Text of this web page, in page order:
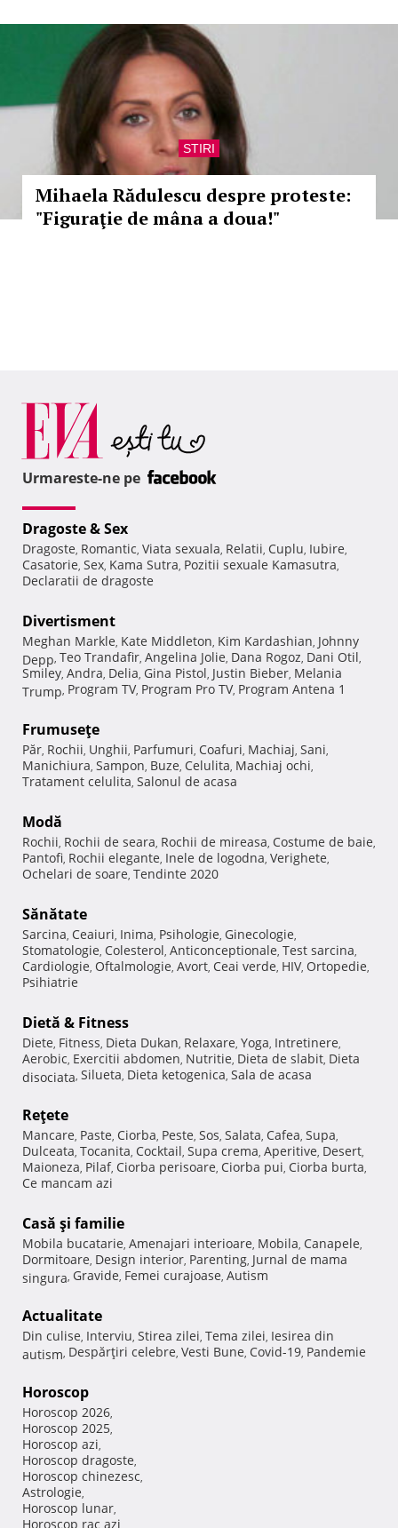
STIRI
Mihaela Rădulescu despre proteste:
"Figuraţie de mâna a doua!"
Urmareste-ne pe
Dragoste & Sex
Dragoste, Romantic, Viata sexuala, Relatii, Cuplu, Iubire,
Casatorie, Sex, Kama Sutra, Pozitii sexuale Kamasutra,
Declaratii de dragoste
Divertisment
Meghan Markle, Kate Middleton, Kim Kardashian, Johnny
Depp, Teo Trandafir, Angelina Jolie, Dana Rogoz, Dani Otil,
Smiley, Andra, Delia, Gina Pistol, Justin Bieber, Melania
Trump, Program TV, Program Pro TV, Program Antena 1
Frumuseţe
Păr, Rochii, Unghii, Parfumuri, Coafuri, Machiaj, Sani,
Manichiura, Sampon, Buze, Celulita, Machiaj ochi,
Tratament celulita, Salonul de acasa
Modă
Rochii, Rochii de seara, Rochii de mireasa, Costume de baie,
Pantofi, Rochii elegante, Inele de logodna, Verighete,
Ochelari de soare, Tendinte 2020
Sănătate
Sarcina, Ceaiuri, Inima, Psihologie, Ginecologie,
Stomatologie, Colesterol, Anticonceptionale, Test sarcina,
Cardiologie, Oftalmologie, Avort, Ceai verde, HIV, Ortopedie,
Psihiatrie
Dietă & Fitness
Diete, Fitness, Dieta Dukan, Relaxare, Yoga, Intretinere,
Aerobic, Exercitii abdomen, Nutritie, Dieta de slabit, Dieta
disociata, Silueta, Dieta ketogenica, Sala de acasa
Reţete
Mancare, Paste, Ciorba, Peste, Sos, Salata, Cafea, Supa,
Dulceata, Tocanita, Cocktail, Supa crema, Aperitive, Desert,
Maioneza, Pilaf, Ciorba perisoare, Ciorba pui, Ciorba burta,
Ce mancam azi
Casă şi familie
Mobila bucatarie, Amenajari interioare, Mobila, Canapele,
Dormitoare, Design interior, Parenting, Jurnal de mama
singura, Gravide, Femei curajoase, Autism
Actualitate
Din culise, Interviu, Stirea zilei, Tema zilei, Iesirea din
autism, Despărţiri celebre, Vesti Bune, Covid-19, Pandemie
Horoscop
Horoscop 2026,
Horoscop 2025,
Horoscop azi,
Horoscop dragoste,
Horoscop chinezesc,
Astrologie,
Horoscop lunar,
Horoscop rac azi